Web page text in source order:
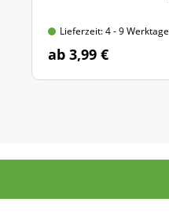
Lieferzeit: 4 - 9 Werktage
ab 3,99 €